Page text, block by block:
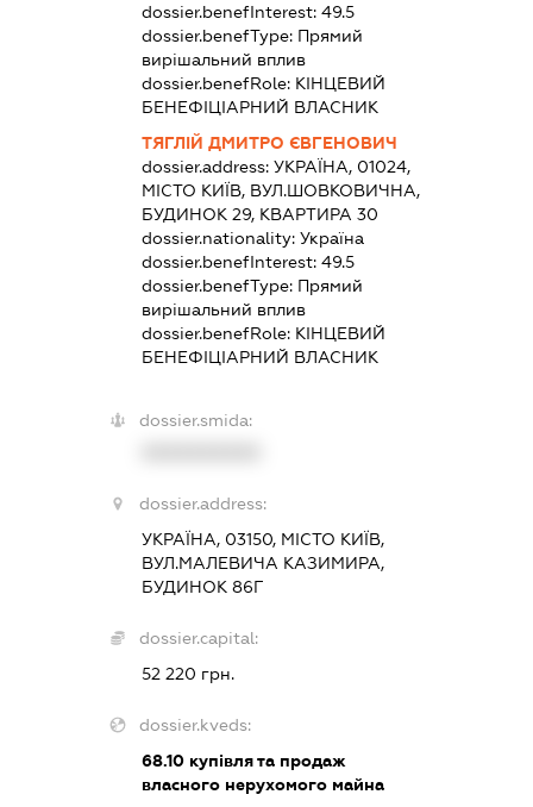
dossier.benefInterest: 49.5
dossier.benefType: Прямий
вирішальний вплив
dossier.benefRole: КІНЦЕВИЙ
БЕНЕФІЦІАРНИЙ ВЛАСНИК
ТЯГЛІЙ ДМИТРО ЄВГЕНОВИЧ
dossier.address: УКРАЇНА, 01024,
МІСТО КИЇВ, ВУЛ.ШОВКОВИЧНА,
БУДИНОК 29, КВАРТИРА 30
dossier.nationality: Україна
dossier.benefInterest: 49.5
dossier.benefType: Прямий
вирішальний вплив
dossier.benefRole: КІНЦЕВИЙ
БЕНЕФІЦІАРНИЙ ВЛАСНИК
dossier.smida:
dossier.address:
УКРАЇНА, 03150, МІСТО КИЇВ,
ВУЛ.МАЛЕВИЧА КАЗИМИРА,
БУДИНОК 86Г
dossier.capital:
52 220 грн.
dossier.kveds:
68.10купівля та продаж
власного нерухомого майна